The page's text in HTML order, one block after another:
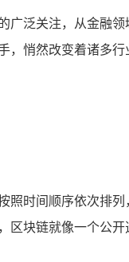
泛关注，从金融
悄然改变着诸多
时间顺序依次排
块链就像一个公